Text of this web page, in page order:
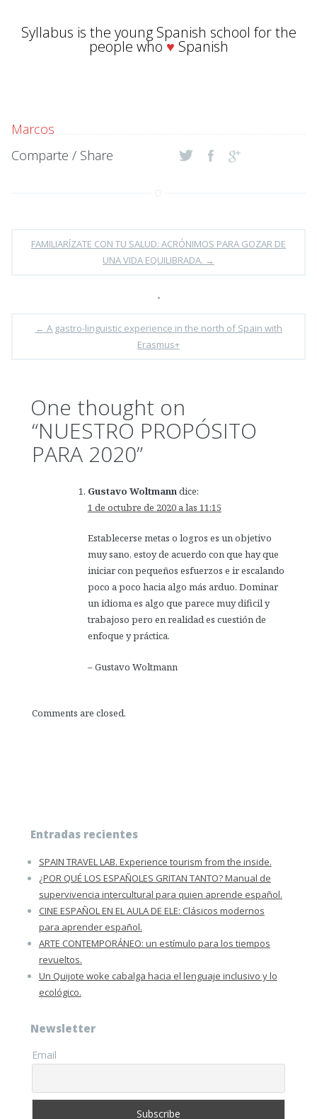
Syllabus is the young Spanish school for the
people who♥ Spanish
Marcos
Comparte / Share
FAMILIARÍZATE CON TU SALUD: ACRÓNIMOS PARA GOZAR DE
UNA VIDA EQUILIBRADA. →
•
← A gastro-linguistic experience in the north of Spain with
Erasmus+
One thought on
“NUESTRO PROPÓSITO
PARA 2020”
Gustavo Woltmann dice:
1 de octubre de 2020 a las 11:15
Establecerse metas o logros es un objetivo
muy sano, estoy de acuerdo con que hay que
iniciar con pequeños esfuerzos e ir escalando
poco a poco hacia algo más arduo. Dominar
un idioma es algo que parece muy dificil y
trabajoso pero en realidad es cuestión de
enfoque y práctica.
– Gustavo Woltmann
Comments are closed.
Entradas recientes
SPAIN TRAVEL LAB. Experience tourism from the inside.
¿POR QUÉ LOS ESPAÑOLES GRITAN TANTO? Manual de
supervivencia intercultural para quien aprende español.
CINE ESPAÑOL EN EL AULA DE ELE: Clásicos modernos
para aprender español.
ARTE CONTEMPORÁNEO: un estímulo para los tiempos
revueltos.
Un Quijote woke cabalga hacia el lenguaje inclusivo y lo
ecológico.
Newsletter
Email